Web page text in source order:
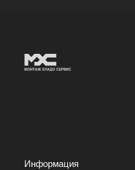
Информация